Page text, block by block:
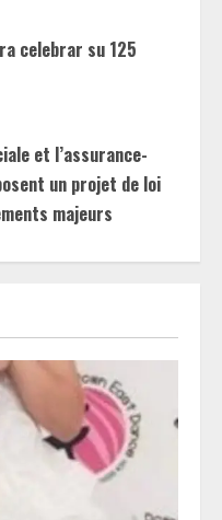
celebrar su 125
et l’assurance-
un projet de loi
majeurs